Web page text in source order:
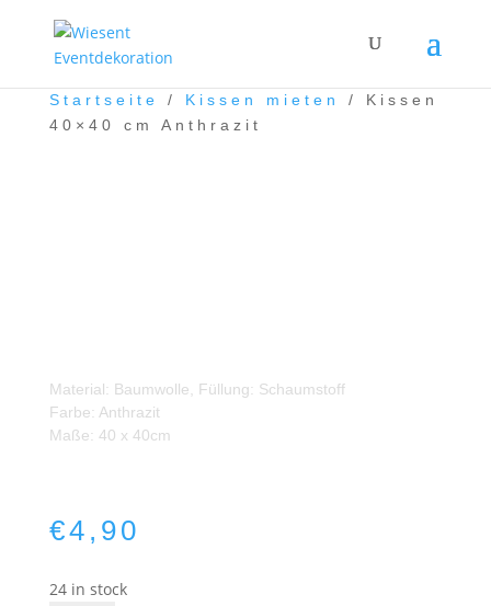
Startseite / Kissen mieten
/ Kissen
40×40 cm Anthrazit
Material: Baumwolle, Füllung: Schaumstoff
Farbe: Anthrazit
Maße: 40 x 40cm
€4,90
24 in stock